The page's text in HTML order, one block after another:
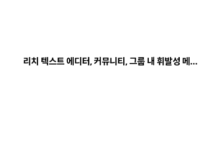
리치 텍스트 에디터, 커뮤니티, 그룹 내 휘발성 메…